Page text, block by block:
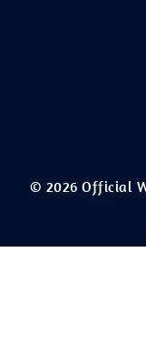
© 2026 Official